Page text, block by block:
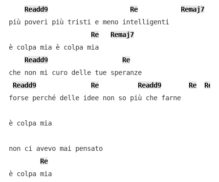
Readd9
Re
Remaj7
più poveri più tristi e meno intelligenti
Re
Remaj7
è colpa mia è colpa mia
Readd9
Re
che non mi curo delle tue speranze
Readd9
Re Readd9 Re
forse perché delle idee non so più che farne
è colpa mia
non ci avevo mai pensato
Re
è colpa mia